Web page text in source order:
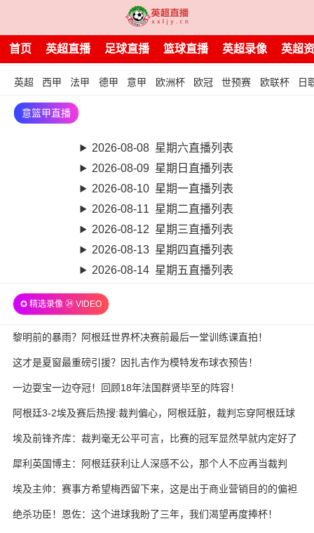
首页 英超直播 足球直播 篮球直播 英超录像 英超
英超 西甲 法甲 德甲 意甲 欧洲杯 欧冠 世预赛 欧联杯 日
意篮甲直播
2026-08-08 星期六直播列表
2026-08-09 星期日直播列表
2026-08-10 星期一直播列表
2026-08-11 星期二直播列表
2026-08-12 星期三直播列表
2026-08-13 星期四直播列表
2026-08-14 星期五直播列表
✪ 精选录像 ㉔ VIDEO
黎明前的暴雨？阿根廷世界杯决赛前最后一堂训练课直拍！
这才是夏窗最重磅引援？因扎吉作为模特发布球衣预告！
一边耍宝一边夺冠！回顾18年法国群贤毕至的阵容！
阿根廷3-2埃及赛后热搜:裁判偏心，阿根廷脏，裁判忘穿阿根廷球
衣
埃及前锋齐库：裁判毫无公平可言，比赛的冠军显然早就内定好了
犀利英国博主：阿根廷获利让人深感不公，那个人不应再当裁判
埃及主帅：赛事方希望梅西留下来，这是出于商业营销目的的偏袒
绝杀功臣！恩佐：这个进球我盼了三年，我们渴望再度捧杯！